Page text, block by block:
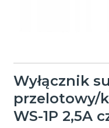
Wyłącznik
przelotowy/
WS-1P 2,5A